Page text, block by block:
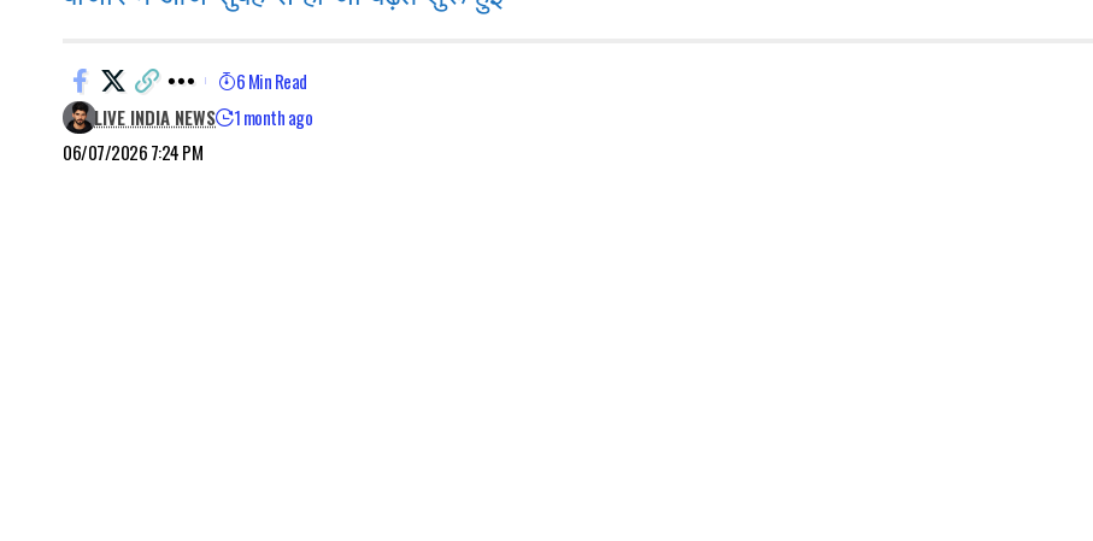
06/07/2026 7:24 PM
LIVE INDIA NEWS 1 month ago
6 Min Read